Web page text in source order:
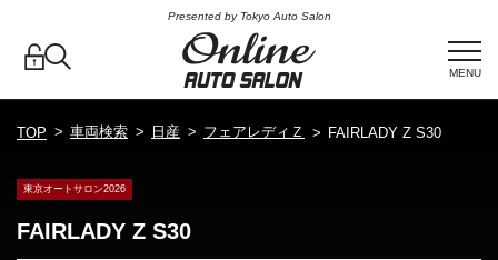
Presented by Tokyo Auto Salon
MENU
TOP 車両検索 日産 フェアレディＺ FAIRLADY Z S30
東京オートサロン2026
FAIRLADY Z S30